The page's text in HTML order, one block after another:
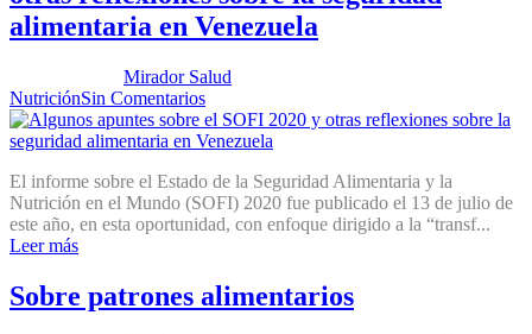
alimentaria en Venezuela
Mirador Salud
NutriciónSin Comentarios
El informe sobre el Estado de la Seguridad Alimentaria y la
Nutrición en el Mundo (SOFI) 2020 fue publicado el 13 de julio de
este año, en esta oportunidad, con enfoque dirigido a la “transf...
Leer más
Sobre patrones alimentarios